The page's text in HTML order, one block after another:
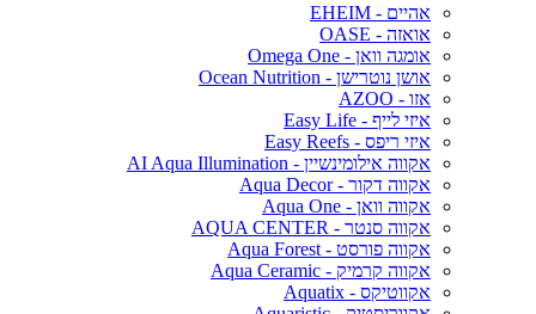
אהיים - EHEIM
אואזה - OASE
אומגה וואן - Omega One
אושן נוטרישן - Ocean Nutrition
אזו - AZOO
איזי לייף - Easy Life
איזי ריפס - Easy Reefs
אקווה אילומינשיין - AI Aqua Illumination
אקווה דקור - Aqua Decor
אקווה וואן - Aqua One
אקווה סנטר - AQUA CENTER
אקווה פורסט - Aqua Forest
אקווה קרמיק - Aqua Ceramic
אקווטיקס - Aquatix